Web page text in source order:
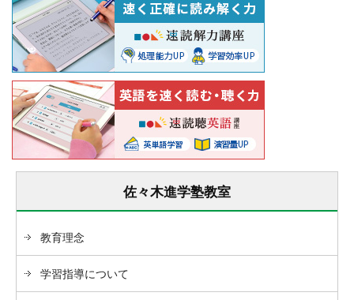
佐々木進学塾教室
教育理念
学習指導について